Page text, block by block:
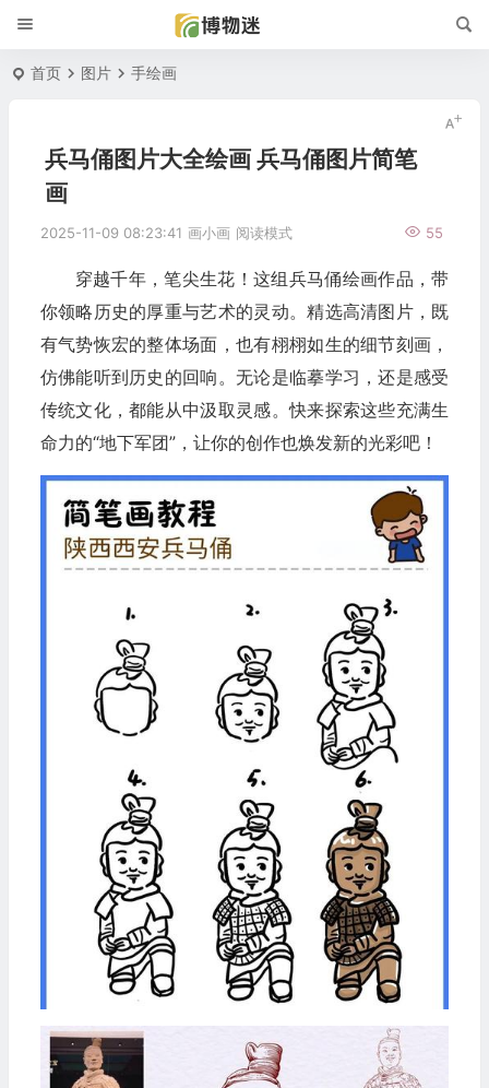
首页 图片 手绘画
兵马俑图片大全绘画 兵马俑图片简笔
画
2025-11-09 08:23:41 画小画 55
阅读模式
穿越千年，笔尖生花！这组兵马俑绘画作品，带
你领略历史的厚重与艺术的灵动。精选高清图片，既
有气势恢宏的整体场面，也有栩栩如生的细节刻画，
仿佛能听到历史的回响。无论是临摹学习，还是感受
传统文化，都能从中汲取灵感。快来探索这些充满生
命力的“地下军团”，让你的创作也焕发新的光彩吧！